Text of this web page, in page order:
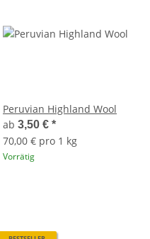
Peruvian Highland Wool
ab 3,50 € *
70,00 € pro 1 kg
Vorrätig